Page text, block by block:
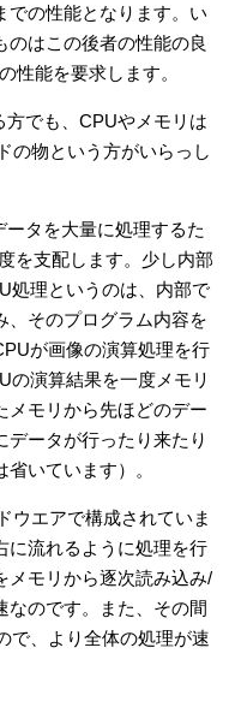
での性能となります。い
のはこの後者の性能の良
性能を要求します。
でも、CPUやメモリは
の物という方がいらっし
タを大量に処理するた
を支配します。少し内部
処理というのは、内部で
、そのプログラム内容を
が画像の演算処理を行
の演算結果を一度メモリ
メモリから先ほどのデー
データが行ったり来たり
いています）。
ウエアで構成されていま
に流れるように処理を行
メモリから逐次読み込み/
なのです。また、その間
で、より全体の処理が速